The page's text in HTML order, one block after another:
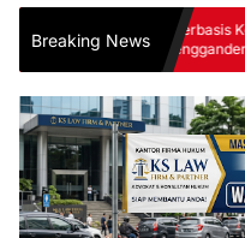
Breaking News
Berbasis Kearifan
Menggandeng Uncen.